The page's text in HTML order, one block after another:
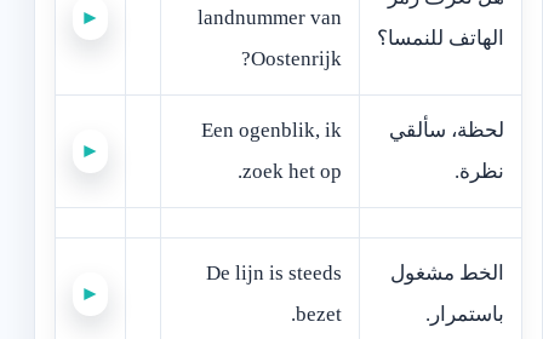
الهاتف للنمسا؟‬
landnummer van
Oostenrijk?
►
‫لحظة، سألقي
نظرة.‬
Een ogenblik, ik
zoek het op.
►
‫الخط مشغول
باستمرار.‬
De lijn is steeds
bezet.
►